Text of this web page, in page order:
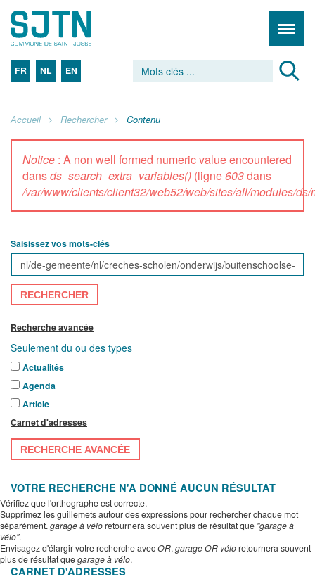
FR NL EN
Accueil Rechercher Contenu
Notice : A non well formed numeric value encountered
dansds_search_extra_variables() (ligne603dans
/var/www/clients/client32/web52/web/sites/all/modules/
Saisissez vos mots-clés
RECHERCHER
Recherche avancée
Seulement du ou des types
Actualités
Agenda
Article
Carnet d'adresses
RECHERCHE AVANCÉE
VOTRE RECHERCHE N'A DONNÉ AUCUN RÉSULTAT
Vérifiez que l'orthographe est correcte.
Supprimez les guillemets autour des expressions pour rechercher chaque mot
séparément. garage à véloretournera souvent plus de résultat que "garage à
vélo".
Envisagez d'élargir votre recherche avecOR. garage OR véloretournera souvent
plus de résultat quegarage à vélo.
CARNET D'ADRESSES